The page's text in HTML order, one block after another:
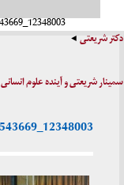
دکتر شریعتی
سمینار شریعتی و آینده علوم انسانی
12348003_912010545543669_4791089909302633499_n
12348003_912010545543669_4791089909302633499_n